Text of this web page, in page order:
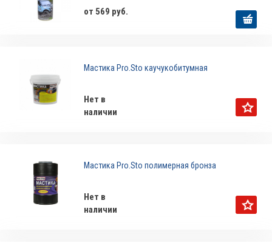
от 569 руб.
Мастика Pro.Sto каучукобитумная
Нет в
наличии
Мастика Pro.Sto полимерная бронза
Нет в
наличии